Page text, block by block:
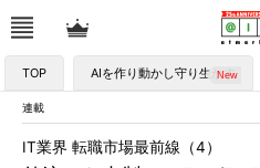
TOP AIを作り動かし守り生かす
連載
IT業界 転職市場最前線（4）